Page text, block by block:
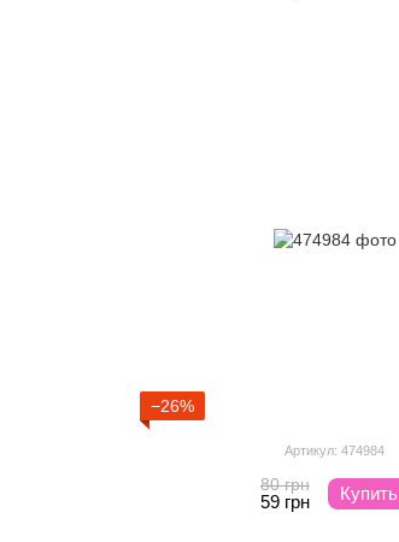
−26%
Артикул: 474984
80 грн
59 грн Купить